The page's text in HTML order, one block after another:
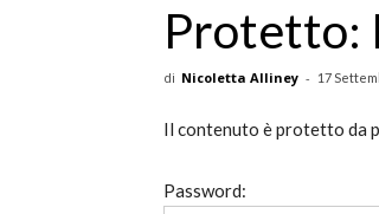
Protetto:
di Nicoletta Alliney - 17
Il contenuto è protetto da
Password: